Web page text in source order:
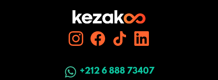
+212 6 888 73407